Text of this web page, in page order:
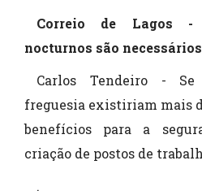
Correio de Lagos -
nocturnos são
Carlos Tendeiro -
freguesia existiriam mais
benefícios para a
criação de postos de
.